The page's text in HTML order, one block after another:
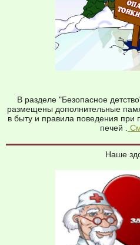
В разделе "Безопасное
размещены дополнительные
в быту и правила поведения при
печей .
Наше